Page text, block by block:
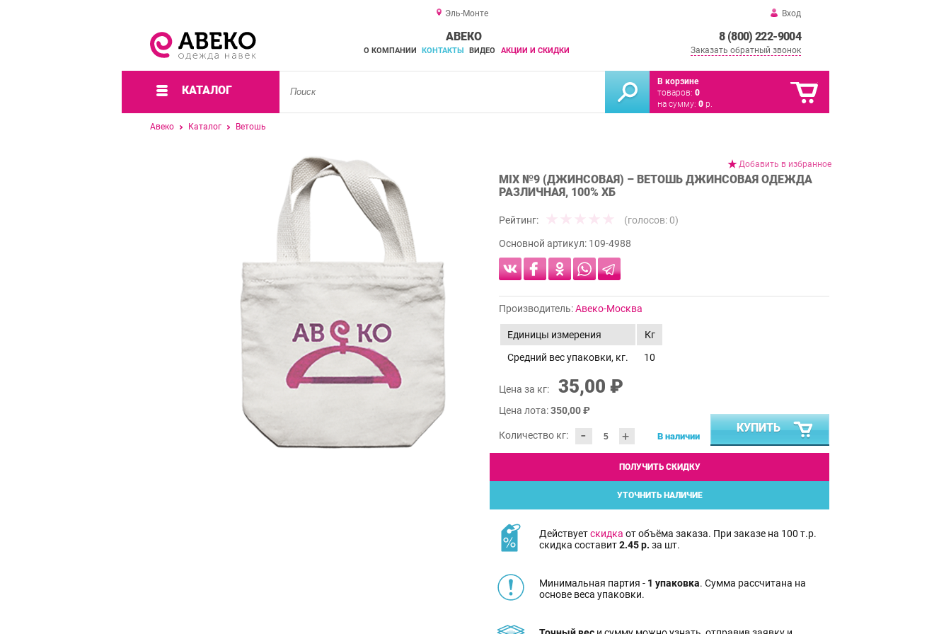
Эль-Монте Вход
8 (800) 222-9004
Заказать обратный звонок
АВЕКО
О КОМПАНИИ КОНТАКТЫ ВИДЕО АКЦИИ И СКИДКИ
КАТАЛОГ
В корзине
товаров: 0
на сумму: 0 р.
Авеко Каталог Ветошь
Добавить в избранное
MIX №9 (ДЖИНСОВАЯ) – ВЕТОШЬ ДЖИНСОВАЯ ОДЕЖДА
РАЗЛИЧНАЯ, 100% ХБ
Рейтинг: (голосов: 0)
Основной артикул: 109-4988
Производитель:Авеко-Москва
Единицы измерения
Кг
Средний вес упаковки, кг.
10
Цена за кг: 35,00 ₽
Цена лота:350,00 ₽
Количество кг: - + В наличии
КУПИТЬ
ПОЛУЧИТЬ СКИДКУ
УТОЧНИТЬ НАЛИЧИЕ
Действуетскидка от объёма заказа. При заказе на 100 т.р.
скидка составит2.45 р. за шт.
Минимальная партия - 1 упаковка. Сумма рассчитана на
основе веса упаковки.